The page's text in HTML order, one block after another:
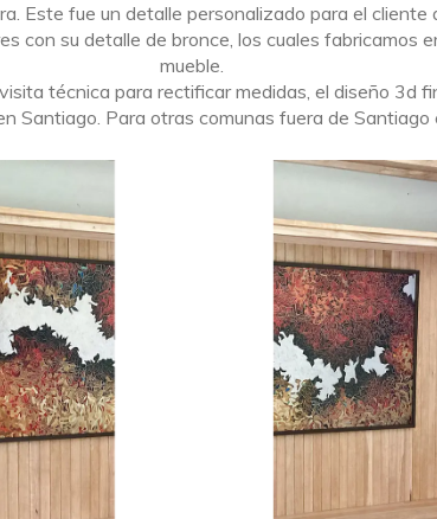
Este fue un detalle personalizado para el cliente
con su detalle de bronce, los cuales fabricamos
mueble.
técnica para rectificar medidas, el diseño 3d
Santiago. Para otras comunas fuera de Santiago